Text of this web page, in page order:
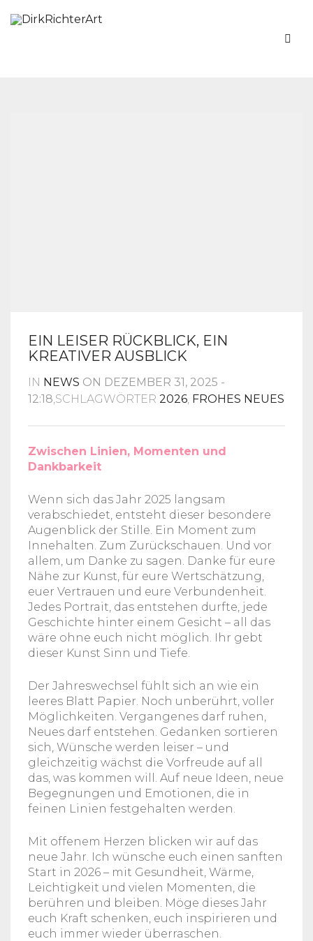
EIN LEISER RÜCKBLICK, EIN
KREATIVER AUSBLICK
IN NEWS ON DEZEMBER 31, 2025 -
12:18,SCHLAGWÖRTER 2026, FROHES NEUES
Zwischen Linien, Momenten und
Dankbarkeit
Wenn sich das Jahr 2025 langsam
verabschiedet, entsteht dieser besondere
Augenblick der Stille. Ein Moment zum
Innehalten. Zum Zurückschauen. Und vor
allem, um Danke zu sagen. Danke für eure
Nähe zur Kunst, für eure Wertschätzung,
euer Vertrauen und eure Verbundenheit.
Jedes Portrait, das entstehen durfte, jede
Geschichte hinter einem Gesicht – all das
wäre ohne euch nicht möglich. Ihr gebt
dieser Kunst Sinn und Tiefe.
Der Jahreswechsel fühlt sich an wie ein
leeres Blatt Papier. Noch unberührt, voller
Möglichkeiten. Vergangenes darf ruhen,
Neues darf entstehen. Gedanken sortieren
sich, Wünsche werden leiser – und
gleichzeitig wächst die Vorfreude auf all
das, was kommen will. Auf neue Ideen, neue
Begegnungen und Emotionen, die in
feinen Linien festgehalten werden.
Mit offenem Herzen blicken wir auf das
neue Jahr. Ich wünsche euch einen sanften
Start in 2026 – mit Gesundheit, Wärme,
Leichtigkeit und vielen Momenten, die
berühren und bleiben. Möge dieses Jahr
euch Kraft schenken, euch inspirieren und
euch immer wieder überraschen.